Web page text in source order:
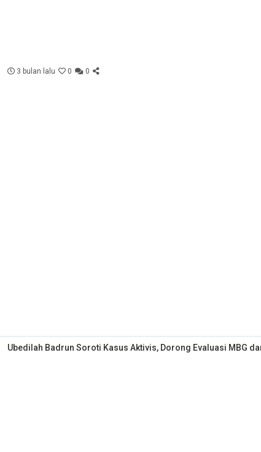
3 bulan lalu 0 0
Ubedilah Badrun Soroti Kasus Aktivis, Dorong Evaluasi MBG